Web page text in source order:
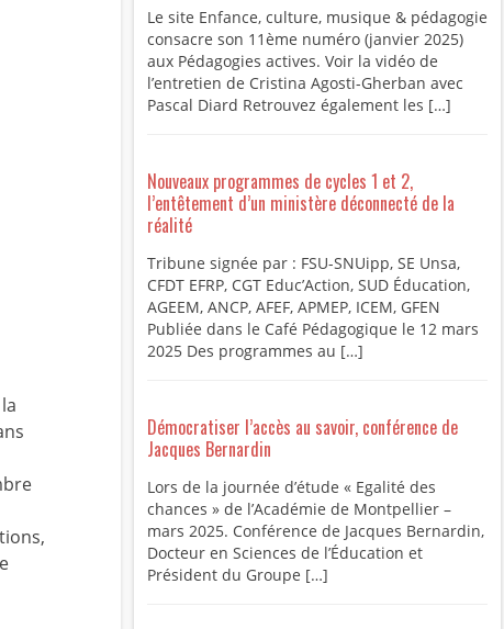
Le site Enfance, culture, musique & pédagogie
consacre son 11ème numéro (janvier 2025)
aux Pédagogies actives. Voir la vidéo de
l’entretien de Cristina Agosti-Gherban avec
Pascal Diard Retrouvez également les […]
Nouveaux programmes de cycles 1 et 2,
l’entêtement d’un ministère déconnecté de la
réalité
Tribune signée par : FSU-SNUipp, SE Unsa,
CFDT EFRP, CGT Educ’Action, SUD Éducation,
AGEEM, ANCP, AFEF, APMEP, ICEM, GFEN
Publiée dans le Café Pédagogique le 12 mars
2025 Des programmes au […]
Démocratiser l’accès au savoir, conférence de
Jacques Bernardin
Lors de la journée d’étude « Egalité des
chances » de l’Académie de Montpellier –
mars 2025. Conférence de Jacques Bernardin,
Docteur en Sciences de l’Éducation et
Président du Groupe […]